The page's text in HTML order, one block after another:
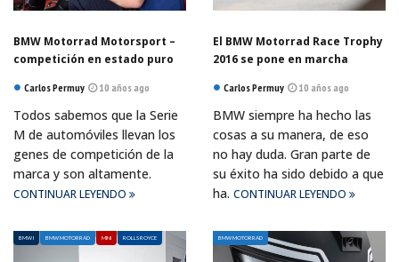
BMW Motorrad Motorsport –
competición en estado puro
Carlos Permuy 10 años ago
Todos sabemos que la Serie
M de automóviles llevan los
genes de competición de la
marca y son altamente.
CONTINUAR LEYENDO
El BMW Motorrad Race Trophy
2016 se pone en marcha
Carlos Permuy 10 años ago
BMW siempre ha hecho las
cosas a su manera, de eso
no hay duda. Gran parte de
su éxito ha sido debido a que
ha. CONTINUAR LEYENDO
BMW I BMW MOTORRAD MINI ROLLS ROYCE BMW MOTORRAD